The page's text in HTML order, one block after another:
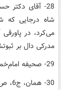
28- آقای دکتر
شاه درجایی که
می‌کرد، در
مدرکی دال بر
29- صحیفه‌ امام‌خمینی، ج3، ص 370
30- همان، ج6، ص 300